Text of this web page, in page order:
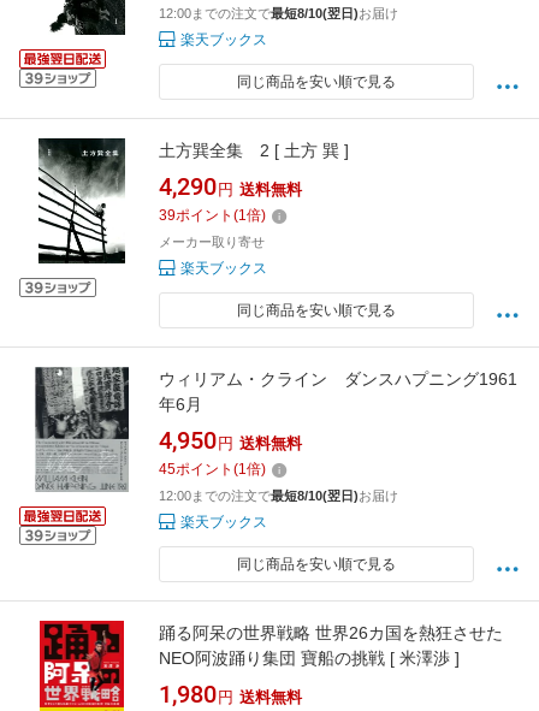
12:00までの注文で最短8/10(翌日)お届け
楽天ブックス
同じ商品を安い順で見る
土方巽全集 2 [ 土方 巽 ]
4,290 円 送料無料
39ポイント (1倍)
メーカー取り寄せ
楽天ブックス
同じ商品を安い順で見る
ウィリアム・クライン ダンスハプニング1961
年6月
4,950 円 送料無料
45ポイント (1倍)
12:00までの注文で最短8/10(翌日)お届け
楽天ブックス
同じ商品を安い順で見る
踊る阿呆の世界戦略 世界26カ国を熱狂させた
NEO阿波踊り集団 寶船の挑戦 [ 米澤渉 ]
1,980 円 送料無料